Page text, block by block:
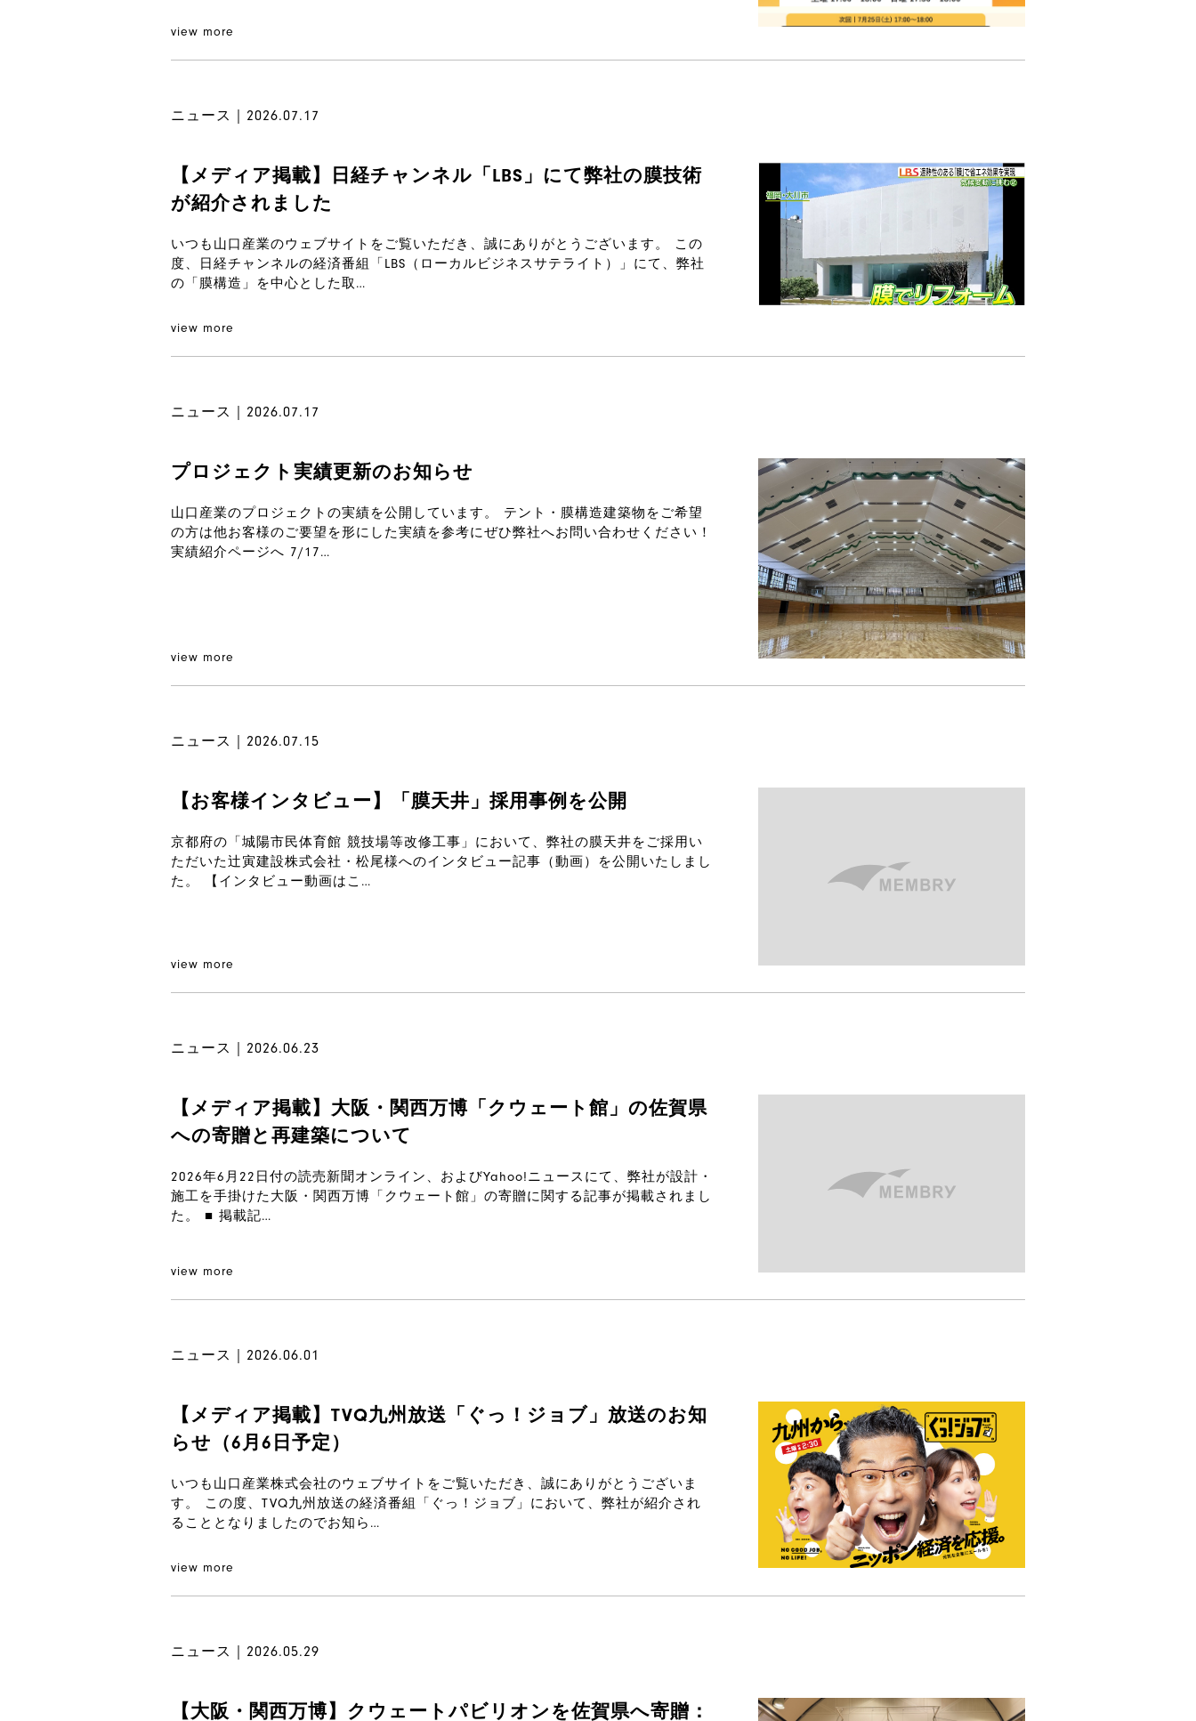
view more
ニュース｜2026.07.17
【メディア掲載】日経チャンネル「LBS」にて弊社の膜技術
が紹介されました
いつも山口産業のウェブサイトをご覧いただき、誠にありがとうございます。 この
度、日経チャンネルの経済番組「LBS（ローカルビジネスサテライト）」にて、弊社
の「膜構造」を中心とした取…
view more
ニュース｜2026.07.17
プロジェクト実績更新のお知らせ
山口産業のプロジェクトの実績を公開しています。 テント・膜構造建築物をご希望
の方は他お客様のご要望を形にした実績を参考にぜひ弊社へお問い合わせください！
実績紹介ページへ 7/17…
view more
ニュース｜2026.07.15
【お客様インタビュー】「膜天井」採用事例を公開
京都府の「城陽市民体育館 競技場等改修工事」において、弊社の膜天井をご採用い
ただいた辻寅建設株式会社・松尾様へのインタビュー記事（動画）を公開いたしまし
た。 【インタビュー動画はこ…
view more
ニュース｜2026.06.23
【メディア掲載】大阪・関西万博「クウェート館」の佐賀県
への寄贈と再建築について
2026年6月22日付の読売新聞オンライン、およびYahoo!ニュースにて、弊社が設計・
施工を手掛けた大阪・関西万博「クウェート館」の寄贈に関する記事が掲載されまし
た。 ■ 掲載記…
view more
ニュース｜2026.06.01
【メディア掲載】TVQ九州放送「ぐっ！ジョブ」放送のお知
らせ（6月6日予定）
いつも山口産業株式会社のウェブサイトをご覧いただき、誠にありがとうございま
す。 この度、TVQ九州放送の経済番組「ぐっ！ジョブ」において、弊社が紹介され
ることとなりましたのでお知ら…
view more
ニュース｜2026.05.29
【大阪・関西万博】クウェートパビリオンを佐賀県へ寄贈：